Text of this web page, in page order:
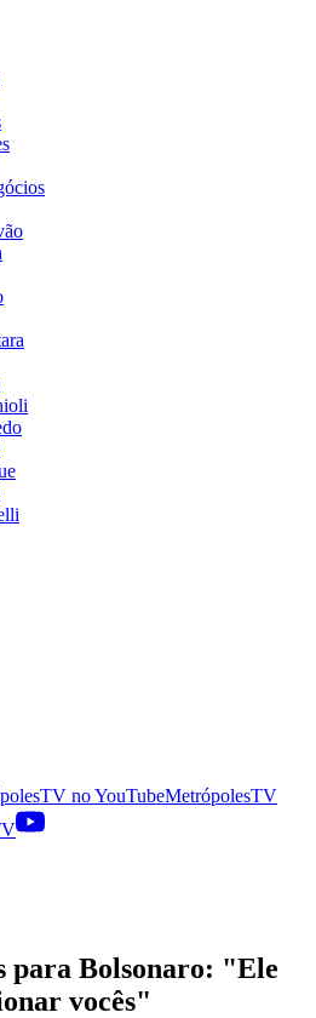
noYouTubeMetrópolesTV
para Bolsonaro: "Ele
vocês"